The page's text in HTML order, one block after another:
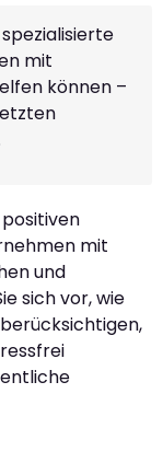
mit
können –
mit
und
sich vor, wie